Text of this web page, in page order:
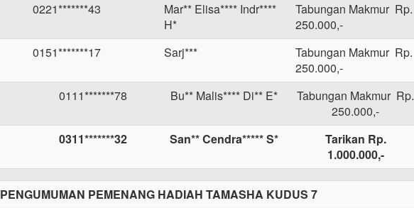
0221*******43
Mar** Elisa**** Indr****
H*
Tabungan Makmur Rp.
250.000,-
0151*******17 Sarj***
Tabungan Makmur Rp.
250.000,-
0111*******78 Bu** Malis**** Di** E*
Tabungan Makmur Rp.
250.000,-
0311*******32 San** Cendra***** S*
Tarikan Rp.
1.000.000,-
PENGUMUMAN PEMENANG HADIAH TAMASHA KUDUS 7